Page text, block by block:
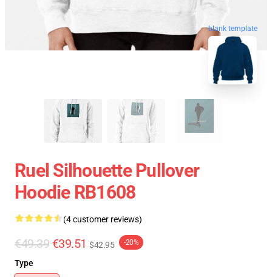
blank template
Ruel Silhouette Pullover
Hoodie RB1608
(4 customer reviews)
€49.39 €39.51 $42.95 -20%
Type